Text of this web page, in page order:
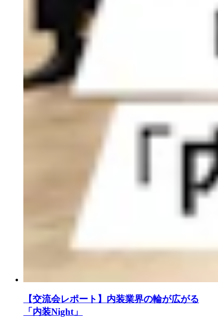
【交流会レポート】内装業界の輪が広がる
「内装Night」